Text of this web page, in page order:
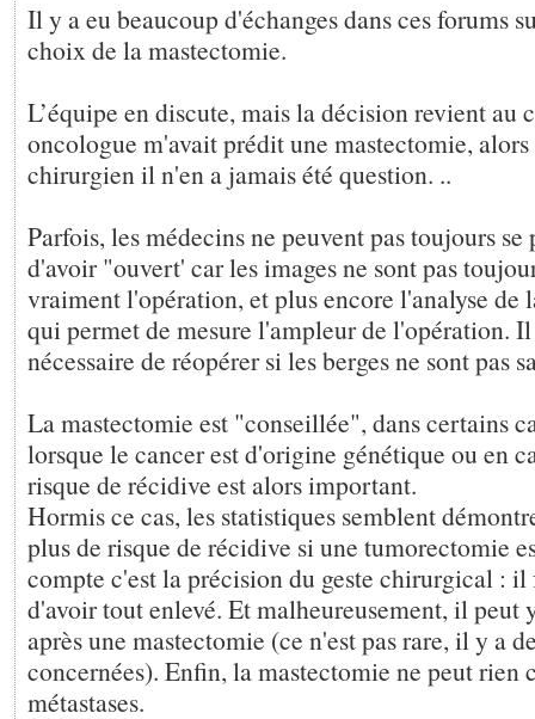
Il y a eu beaucoup d'échanges dans ces forums
choix de la mastectomie.
L’équipe en discute, mais la décision revient au
oncologue m'avait prédit une mastectomie,
chirurgien il n'en a jamais été question. ..
Parfois, les médecins ne peuvent pas toujours se
d'avoir "ouvert' car les images ne sont pas
vraiment l'opération, et plus encore l'analyse de
qui permet de mesure l'ampleur de l'opération.
nécessaire de réopérer si les berges ne sont pas
La mastectomie est "conseillée", dans certains
lorsque le cancer est d'origine génétique ou en
risque de récidive est alors important.
Hormis ce cas, les statistiques semblent
plus de risque de récidive si une tumorectomie
compte c'est la précision du geste chirurgical :
d'avoir tout enlevé. Et malheureusement, il peut
après une mastectomie (ce n'est pas rare, il y a
concernées). Enfin, la mastectomie ne peut rien
métastases.